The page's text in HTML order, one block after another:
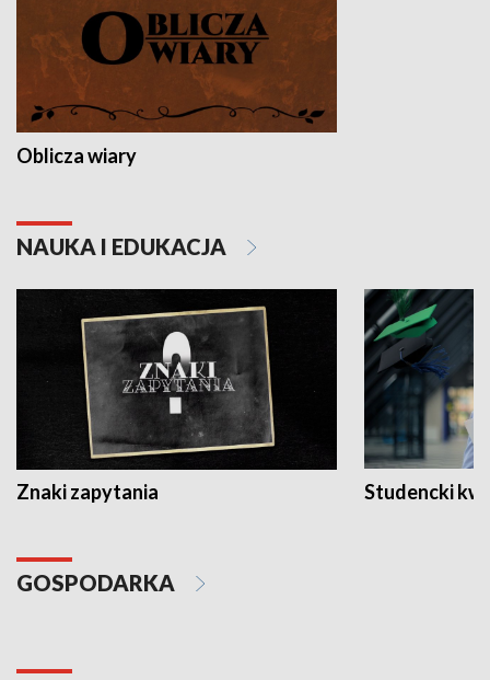
Oblicza wiary
NAUKA I EDUKACJA
Znaki zapytania Studencki
GOSPODARKA